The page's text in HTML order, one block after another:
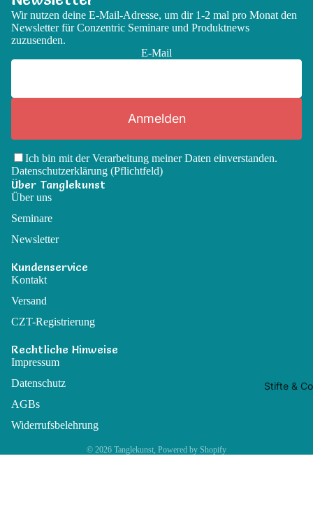
Stifte &
Wir nutzen deine E-Mail-Adresse, um dir 1-2 mal pro Monat den
Newsletter für Conzentric Seminare und Produktnews
zuzusenden.
E-Mail
Anmelden
Ich bin mit der Verarbeitung meiner Daten einverstanden.
Datenschutzerklärung (Pflichtfeld)
Über Tanglekunst
Über uns
Seminare
Newsletter
Kundenservice
Kontakt
Versand
CZT-Registrierung
Rechtliche Hinweise
Impressum
Datenschutz
AGBs
Widerrufsbelehrung
© 2026 Tanglekunst, Powered by Shopify